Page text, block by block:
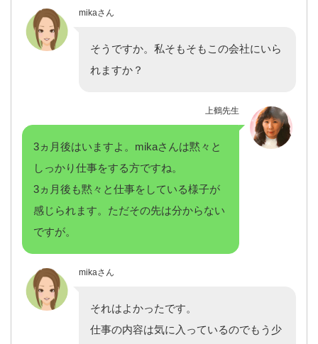
mikaさん
そうですか。私そもそもこの会社にいら
れますか？
上鶴先生
3ヵ月後はいますよ。mikaさんは黙々と
しっかり仕事をする方ですね。
3ヵ月後も黙々と仕事をしている様子が
感じられます。ただその先は分からない
ですが。
mikaさん
それはよかったです。
仕事の内容は気に入っているのでもう少